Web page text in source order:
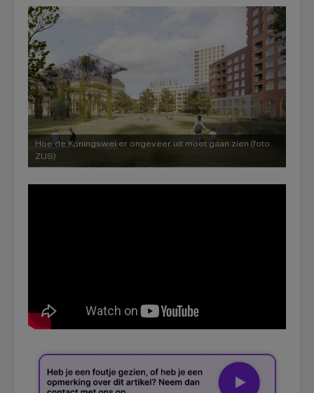
Hoe de Koningswei er ongeveer uit moet gaan zien (foto:
ZUS)